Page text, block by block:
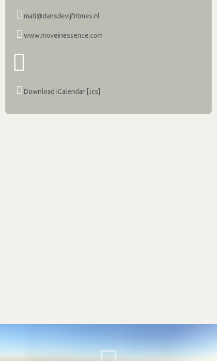
mati@dansdevijfritmes.nl
www.moveinessence.com
Download iCalendar [.ics]